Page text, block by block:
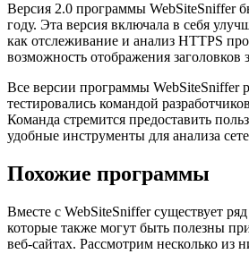
Версия 2.0 программы WebSiteSniffer
году. Эта версия включала в себя
как отслеживание и анализ HTTPS
возможность отображения заголовков
Все версии программы WebSiteSniffer
тестировались командой
Команда стремится предоставить
удобные инструменты для анализа
Похожие программы
Вместе с WebSiteSniffer существует
которые также могут быть полезны
веб-сайтах. Рассмотрим несколько из